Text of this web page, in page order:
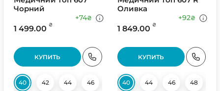
Чорний
1 499.00 ₴
+74₴
КУПИТЬ
40 42 44 46 50
Оливка
1 849.00 ₴
+92₴
КУПИТЬ
40 44 46 48